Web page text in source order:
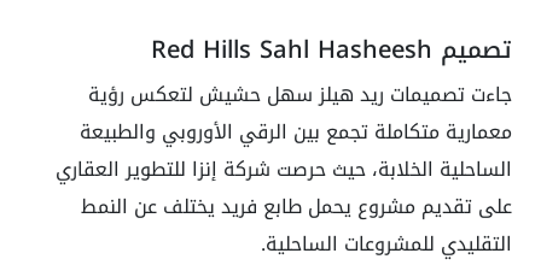
تصميم Red Hills Sahl Hasheesh
جاءت تصميمات ريد هيلز سهل حشيش لتعكس رؤية
معمارية متكاملة تجمع بين الرقي الأوروبي والطبيعة
الساحلية الخلابة، حيث حرصت شركة إنزا للتطوير العقاري
على تقديم مشروع يحمل طابع فريد يختلف عن النمط
التقليدي للمشروعات الساحلية.